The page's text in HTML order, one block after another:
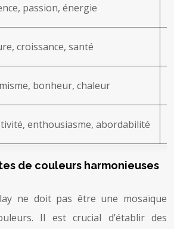
passion, énergie
croissance, santé
bonheur, chaleur
enthousiasme, abordabilité
de couleurs harmonieuses
ne doit pas être une mosaïque
Il est crucial d’établir des